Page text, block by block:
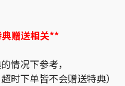
赠送相关**
情况下参考，
时下单皆不会赠送特典）